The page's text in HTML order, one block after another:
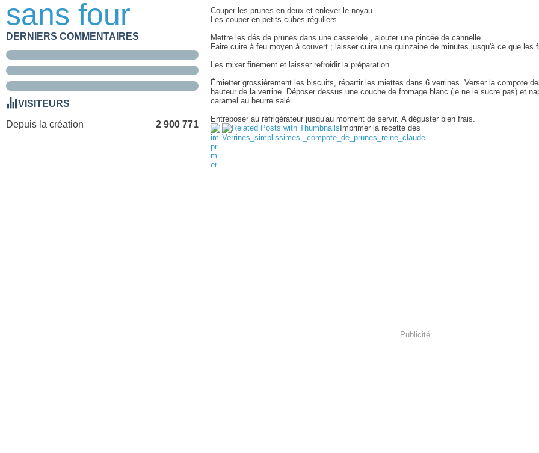
sans four
DERNIERS COMMENTAIRES
VISITEURS
Depuis la création
2 900 771
Couper les prunes en deux et enlever le noyau.
Les couper en petits cubes réguliers.
Mettre les dés de prunes dans une casserole , ajouter une pincée de cannelle.
Faire cuire à feu moyen à couvert ; laisser cuire une quinzaine de minutes jusqu'à ce que les
Les mixer finement et laisser refroidir la préparation.
Émietter grossièrement les biscuits, répartir les miettes dans 6 verrines. Verser la compote
hauteur de la verrine. Déposer dessus une couche de fromage blanc (je ne le sucre pas) et
caramel au beurre salé.
Entreposer au réfrigérateur jusqu'au moment de servir. A déguster bien frais.
Imprimer la recette des
Verrines_simplissimes,_compote_de_prunes_reine_claude
Publicité